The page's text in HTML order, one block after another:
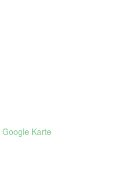
Google Karte